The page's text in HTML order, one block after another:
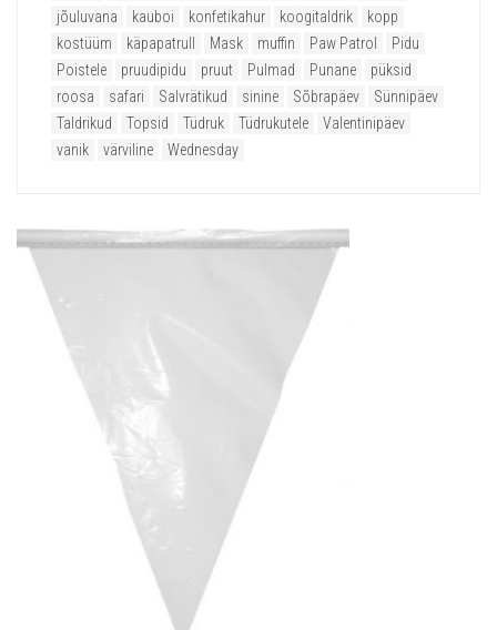
jõuluvana
kauboi konfetikahur koogitaldrik
kopp
kostüüm
käpapatrull Mask muffin Paw Patrol
Pidu
Poistele
pruudipidu pruut Pulmad Punane
püksid
roosa
safari Salvrätikud sinine Sõbrapäev
Sünnipäev
Taldrikud
Topsid Tüdruk Tüdrukutele
Valentinipäev
vanik
värviline Wednesday